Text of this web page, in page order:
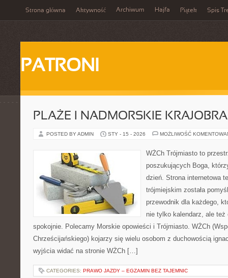
Strona główna Aktywność Archiwum Hajfa Piątek Spis
PATRONI
PLAŻE I NADMORSKIE
POSTED BY ADMIN STY - 15 - 2026 MOŻLIWOŚĆ
WŻCh Trójmiasto to
poszukujących Boga,
dzień. Strona internetowa
trójmiejskim została
przewodnik dla każdego,
nie tylko kalendarz, ale
spokojnie. Polecamy Morskie opowieści i Trójmiasto. WŻCh
Chrześcijańskiego) kojarzy się wielu osobom z duchowością
wyjścia widać na stronie WŻCh […]
CATEGORIES: PRAWO JAZDY – EGZAMIN BEZ TAJEMNIC